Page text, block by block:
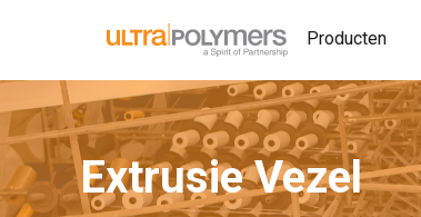
Producten
Extrusie Vezel